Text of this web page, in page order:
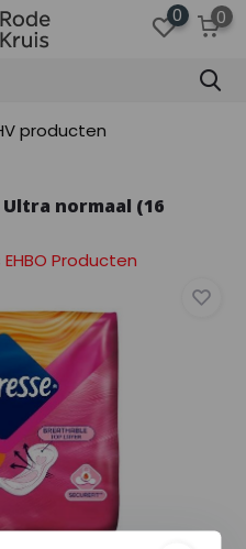
0 0
producten
normaal (16
EHBO Producten